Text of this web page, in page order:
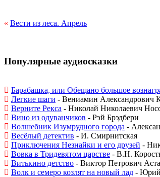
« Вести из леса. Апрель
Популярные аудиосказки
Барабашка, или Обещано большое
Легкие шаги - Вениамин Александрович
Верните Рекса - Николай Николаевич
Вино из одуванчиков - Рэй Брэдбери
Волшебник Изумрудного города -
Весёлый детектив - И. Смирнитская
Приключения Незнайки и его друзей -
Вовка в Тридевятом царстве - В.Н.
Витькино детство - Виктор Петрович
Волк и семеро козлят на новый лад - Юрий